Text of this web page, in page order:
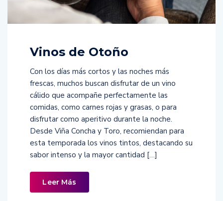
Vinos de Otoño
Con los días más cortos y las noches más
frescas, muchos buscan disfrutar de un vino
cálido que acompañe perfectamente las
comidas, como carnes rojas y grasas, o para
disfrutar como aperitivo durante la noche.
Desde Viña Concha y Toro, recomiendan para
esta temporada los vinos tintos, destacando su
sabor intenso y la mayor cantidad […]
Leer Más